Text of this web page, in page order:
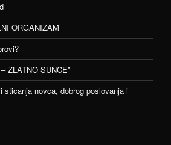
ORGANIZAM
ZLATNO SUNCE”
sticanja novca, dobrog poslovanja i